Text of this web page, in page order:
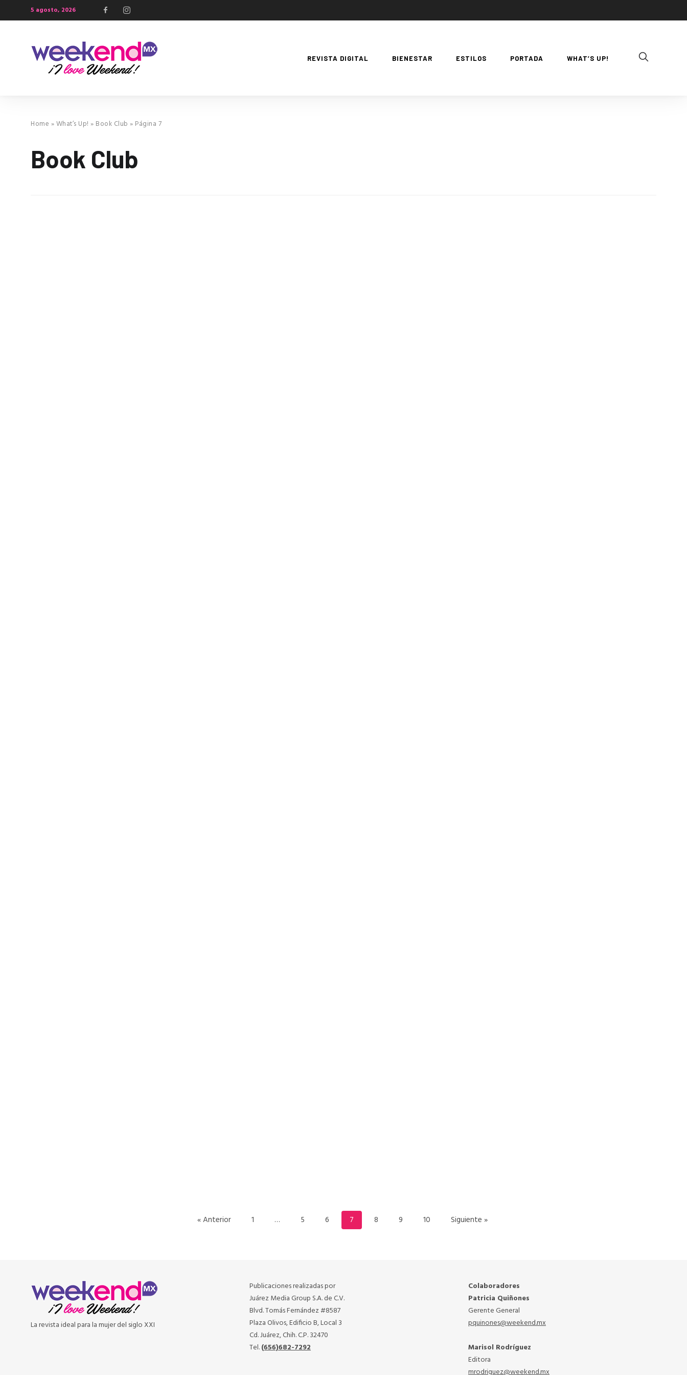
5 agosto, 2026
REVISTA DIGITAL BIENESTAR ESTILOS PORTADA WHAT’S UP!
Home »What’s Up! » Book Club » Página 7
Book Club
« Anterior 1 … 5 6 7 8 9 10 Siguiente »
La revista ideal para la mujer del siglo XXI
Publicaciones realizadas por
Juárez Media Group S.A. de C.V.
Blvd. Tomás Fernández #8587
Plaza Olivos, Edificio B, Local 3
Cd. Juárez, Chih. C.P. 32470
Tel.(656)682-7292
Colaboradores
Patricia Quiñones
Gerente General
pquinones@weekend.mx
Marisol Rodríguez
Editora
mrodriguez@weekend.mx